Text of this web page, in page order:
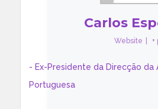
Carlos
Website +
- Ex-Presidente da Direcção da
Portuguesa